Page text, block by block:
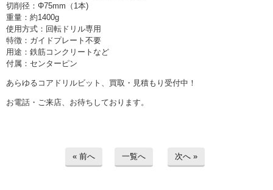
切削径：Φ75mm（1本)
重量：約1400g
使用方式：回転ドリル専用
特徴：ガイドプレート不要
用途：鉄筋コンクリートなど
付属：センターピン
あらゆるコアドリルビット、買取・見積もり受付中！
お電話・ご来店、お待ちしております。
« 前へ 一覧へ 次へ »